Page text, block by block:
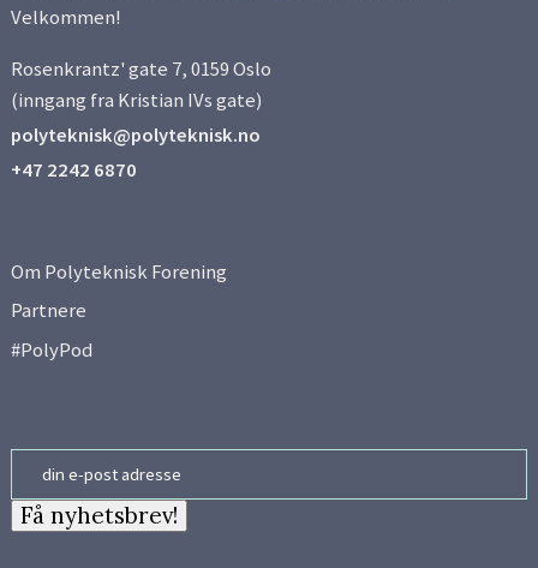
Velkommen!
Rosenkrantz' gate 7, 0159 Oslo
(inngang fra Kristian IVs gate)
polyteknisk@polyteknisk.no
+47 2242 6870
Om Polyteknisk Forening
Partnere
#PolyPod
Få nyhetsbrev!